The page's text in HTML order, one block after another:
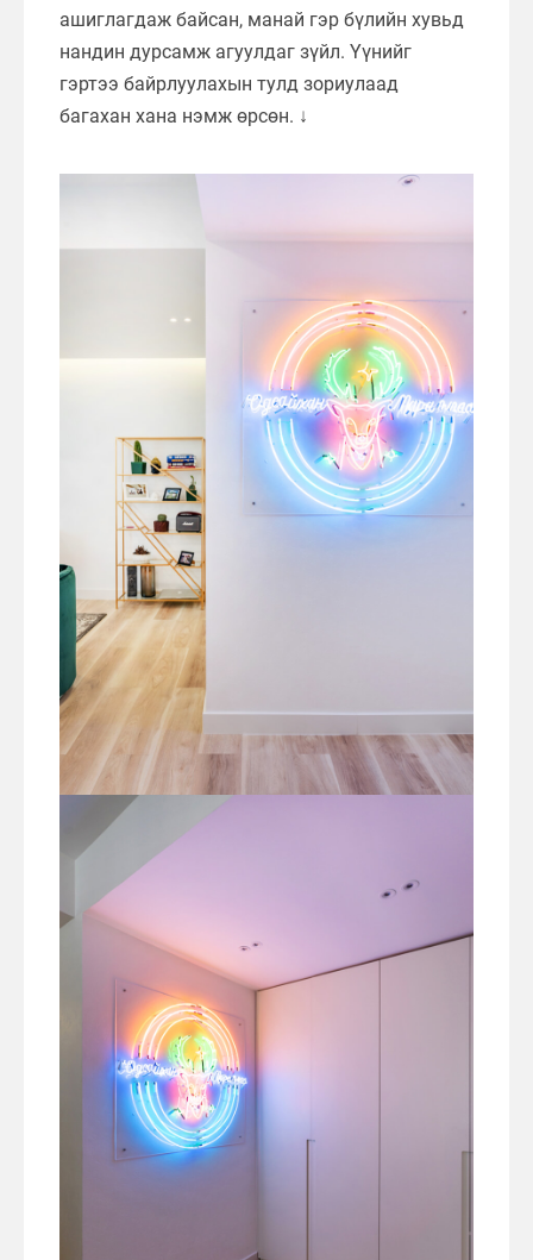
ашиглагдаж байсан, манай гэр бүлийн хувьд
нандин дурсамж агуулдаг зүйл. Үүнийг
гэртээ байрлуулахын тулд зориулаад
багахан хана нэмж өрсөн. ↓